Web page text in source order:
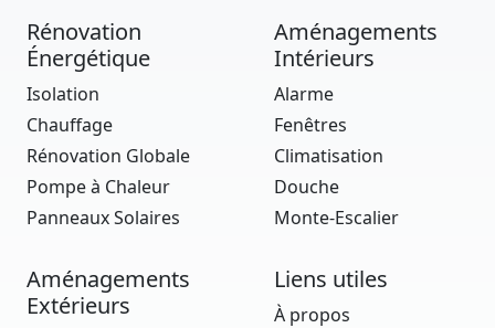
Rénovation
Énergétique
Isolation
Chauffage
Rénovation Globale
Pompe à Chaleur
Panneaux Solaires
Aménagements
Intérieurs
Alarme
Fenêtres
Climatisation
Douche
Monte-Escalier
Aménagements
Extérieurs
Liens utiles
À propos